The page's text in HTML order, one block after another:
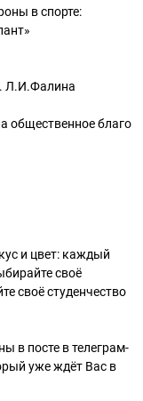
в спорте:
Л.И.Фалина
общественное благо
и цвет: каждый
своё
своё студенчество
в посте в телеграм-
уже ждёт Вас в